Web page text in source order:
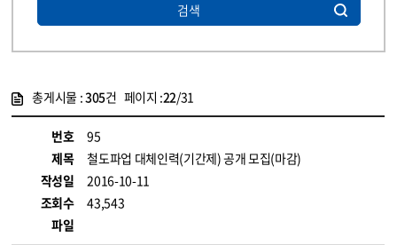
검색
총게시물 :305건 페이지 :22/31
번호
95
제목
철도파업 대체인력(기간제) 공개 모집(마감)
작성일
2016-10-11
조회수
43,543
파일